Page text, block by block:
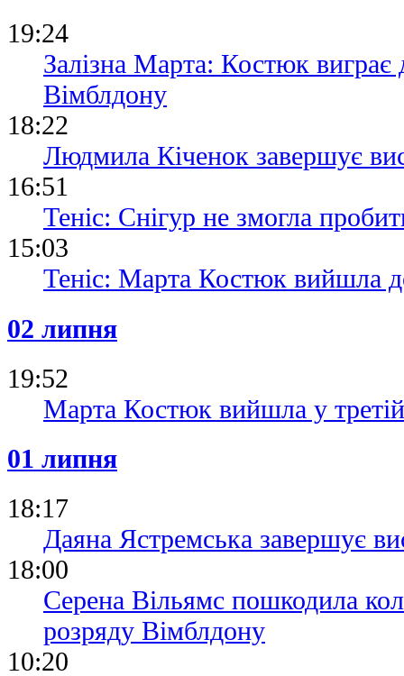
19:24
Залізна Марта: Костюк виграє
Вімблдону
18:22
Людмила Кіченок завершує
16:51
Теніс: Снігур не змогла
15:03
Теніс: Марта Костюк вийшла
02 липня
19:52
Марта Костюк вийшла у
01 липня
18:17
Даяна Ястремська завершує
18:00
Серена Вільямс пошкодила
розряду Вімблдону
10:20